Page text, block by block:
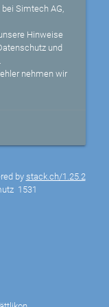
Simtech AG,
Hinweise
und
nehmen wir
by stack.ch/1.25.2
1531